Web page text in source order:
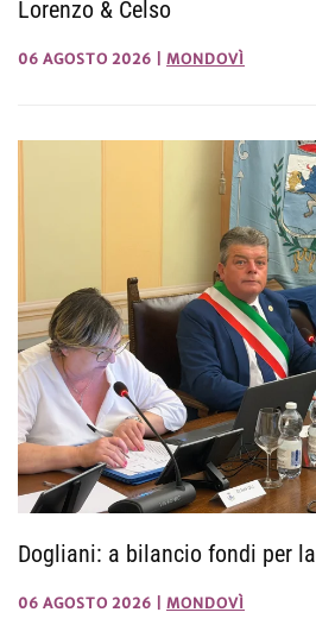
Lorenzo & Celso
06 AGOSTO 2026 MONDOVÌ
Dogliani: a bilancio fondi per
06 AGOSTO 2026 MONDOVÌ